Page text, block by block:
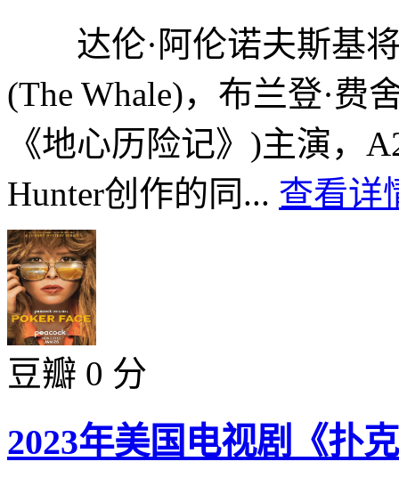
达伦·阿伦诺夫斯基将
(The Whale)，布兰登·费
《地心历险记》)主演
Hunter创作的同... 查看详
豆瓣 0 分
2023年美国电视剧《扑